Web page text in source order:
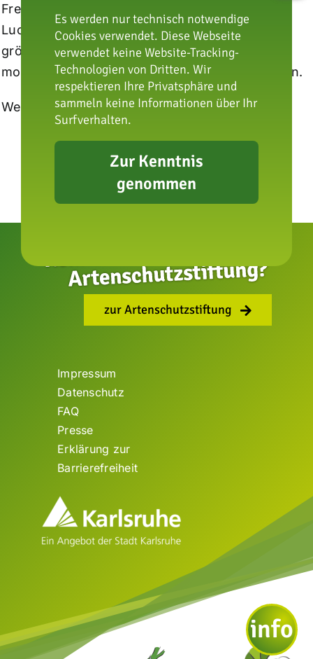
Freunde können ab sofort Mitglied im „Team
Luchs Karlsruhe“ werden und den Schutz der
größten Katzenart Deutschlands mit einem
monatlichen Betrag von neun Euro unterstützen.
Weitere Informationen: wwf.de/team-luchs
zur Artenschutzstiftung
Impressum
Datenschutz
FAQ
Presse
Erklärung zur
Barrierefreiheit
Es werden nur technisch notwendige
Cookies verwendet. Diese Webseite
verwendet keine Website-Tracking-
Technologien von Dritten. Wir
respektieren Ihre Privatsphäre und
sammeln keine Informationen über Ihr
Surfverhalten.
Zur Kenntnis
genommen
info